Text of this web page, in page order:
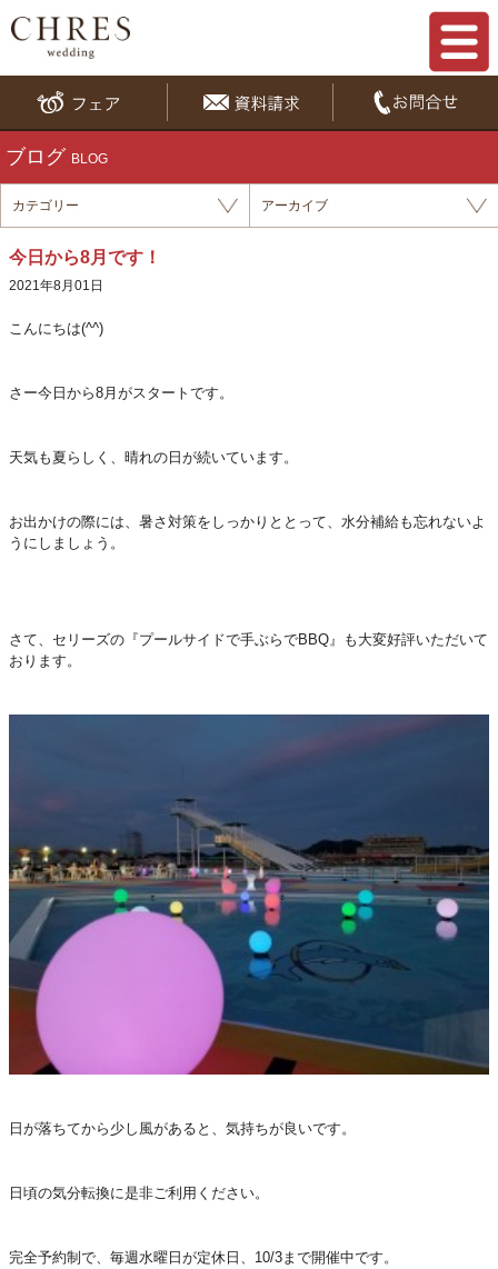
ブログ BLOG
カテゴリー アーカイブ
今日から8月です！
2021年8月01日
こんにちは(^^)
さー今日から8月がスタートです。
天気も夏らしく、晴れの日が続いています。
お出かけの際には、暑さ対策をしっかりととって、水分補給も忘れないよ
うにしましょう。
さて、セリーズの『プールサイドで手ぶらでBBQ』も大変好評いただいて
おります。
日が落ちてから少し風があると、気持ちが良いです。
日頃の気分転換に是非ご利用ください。
完全予約制で、毎週水曜日が定休日、10/3まで開催中です。